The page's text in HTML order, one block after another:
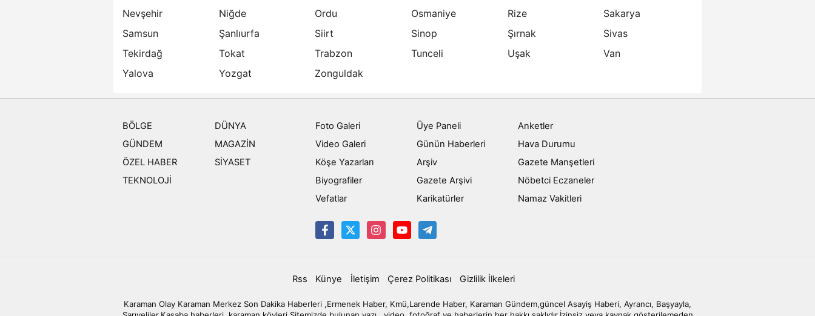
Nevşehir
Niğde Ordu Osmaniye Rize
Sakarya
Samsun
Şanlıurfa Siirt Sinop Şırnak
Sivas
Tekirdağ
Tokat Trabzon Tunceli Uşak
Van
Yalova
Yozgat Zonguldak
BÖLGE
DÜNYA
GÜNDEM
MAGAZİN
ÖZEL HABER
SİYASET
TEKNOLOJİ
Foto Galeri
Video Galeri
Köşe Yazarları
Biyografiler
Vefatlar
Üye Paneli
Günün Haberleri
Arşiv
Gazete Arşivi
Karikatürler
Anketler
Hava Durumu
Gazete Manşetleri
Nöbetci Eczaneler
Namaz Vakitleri
Rss Künye İletişim Çerez Politikası Gizlilik İlkeleri
Karaman Olay Karaman Merkez Son Dakika Haberleri ,Ermenek Haber, Kmü,Larende Haber, Karaman Gündem,güncel Asayiş Haberi, Ayrancı, Başyayla,